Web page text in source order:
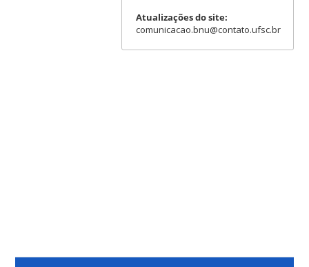
Atualizações do site:
comunicacao.bnu@contato.ufsc.br